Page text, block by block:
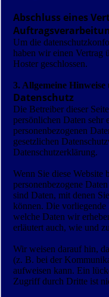
Abschluss eines
Um die
haben wir einen Vertrag
Hoster geschlossen.
3. Allgemeine
Datenschutz
Die Betreiber dieser
persönlichen Daten sehr
personenbezogenen
gesetzlichen
Datenschutzerklärung.
Wenn Sie diese Website
personenbezogene
sind Daten, mit denen
können. Die vorliegende
welche Daten wir
erläutert auch, wie und
Wir weisen darauf hin,
(z. B. bei der
aufweisen kann. Ein
Zugriff durch Dritte ist